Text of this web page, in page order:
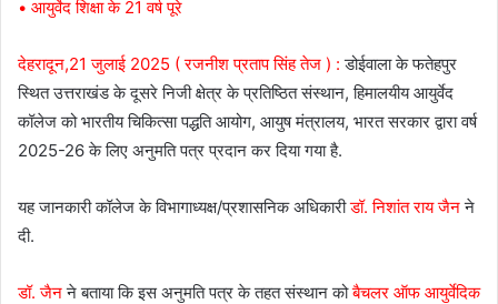
• आयुर्वेद शिक्षा के 21 वर्ष पूरे
देहरादून,21 जुलाई 2025 ( रजनीश प्रताप सिंह तेज ) : डोईवाला के फतेहपुर
स्थित उत्तराखंड के दूसरे निजी क्षेत्र के प्रतिष्ठित संस्थान, हिमालयीय आयुर्वेद
कॉलेज को भारतीय चिकित्सा पद्धति आयोग, आयुष मंत्रालय, भारत सरकार द्वारा वर्ष
2025-26 के लिए अनुमति पत्र प्रदान कर दिया गया है.
यह जानकारी कॉलेज के विभागाध्यक्ष/प्रशासनिक अधिकारीडॉ. निशांत राय जैनने
दी.
डॉ. जैनने बताया कि इस अनुमति पत्र के तहत संस्थान कोबैचलर ऑफ आयुर्वेदिक